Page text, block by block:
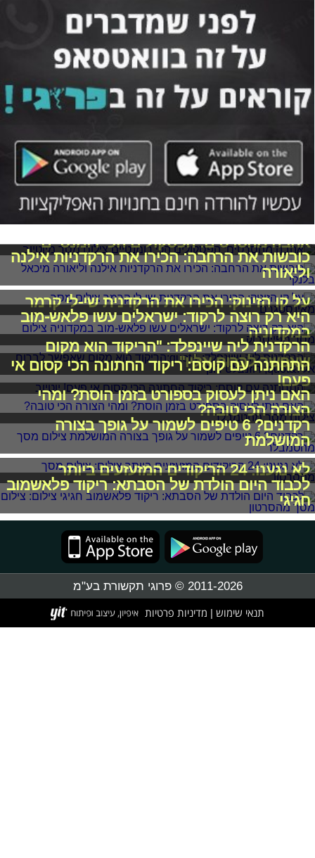
אהבה מהסרטים: הפסקולים הכי רומנטיים
כובשות את הרחבה: הכירו את הרקדניות אילנה
וליאורה
על קו הזינוק: הכירו את הרקדנית שי-לי קרמר
היא רק רוצה לרקוד: ישראלים עשו פלאש-מוב
במקדוניה
הרקדנית ליה שיינפלד: "הריקוד הוא מקום
שאפשר לברוח אליו"
התחתנה עם קוסם: ריקוד החתונה הכי קסום אי
פעם!
האם ניתן לעסוק בספורט בזמן הוסת? ומהי
הצורה הכי טובה?
רקדנים? 6 טיפים לשמור על גופך בצורה
המושלמת
לא נגענו: 24 הריקודים המזעזעים ביותר
לכבוד היום הולדת של הסבתא: ריקוד פלאשמוב
חגיגי
2011-2026 © פרוגי תקשורת בע"מ
תנאי שימוש מדיניות פרטיות